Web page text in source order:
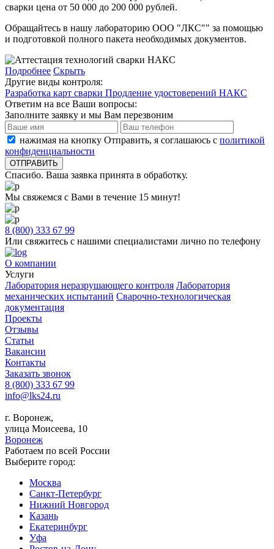
сварки цена от 50 000 до 200 000 рублей.
Обращайтесь в нашу лабораторию ООО "ЛКС"" за помощью
и подготовкой полного пакета необходимых документов.
Подробнее Скрыть
Другие виды контроля:
Разработка карт сварки Продление удостоверений НАКС
Ответим на все Ваши вопросы:
Заполните заявку и мы Вам перезвоним
нажимая на кнопку Отправить, я соглашаюсь с политикой
конфиденциальности
Спасибо. Ваша заявка принята в обработку.
Мы свяжемся с Вами в течение 15 минут!
8 (800) 333 67 99
Или свяжитесь с нашими специалистами лично по телефону
О компании
Услуги
Лаборатория неразрушающего контроля Лаборатория
механических испытаний Сварочно-технологическая
документация
Проекты
Отзывы
Статьи
Вакансии
Контакты
Заказать звонок
8 (800) 333 67 99
info@lks24.ru
г. Воронеж,
улица Моисеева, 10
Воронеж
Работаем по всей России
Выберите город:
Москва
Санкт-Петербург
Нижний Новгород
Казань
Екатеринбург
Уфа